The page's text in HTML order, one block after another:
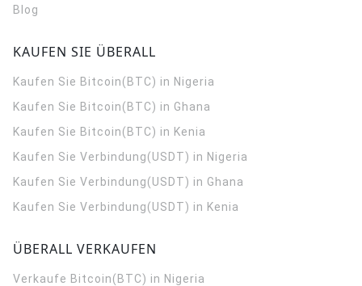
Blog
KAUFEN SIE ÜBERALL
Kaufen Sie Bitcoin(BTC) in Nigeria
Kaufen Sie Bitcoin(BTC) in Ghana
Kaufen Sie Bitcoin(BTC) in Kenia
Kaufen Sie Verbindung(USDT) in Nigeria
Kaufen Sie Verbindung(USDT) in Ghana
Kaufen Sie Verbindung(USDT) in Kenia
ÜBERALL VERKAUFEN
Verkaufe Bitcoin(BTC) in Nigeria